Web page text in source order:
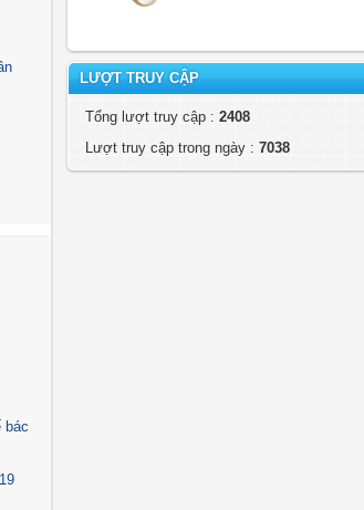
bác
LƯỢT TRUY CẬP
Tổng lượt truy cập : 2408
Lượt truy cập trong ngày : 7038